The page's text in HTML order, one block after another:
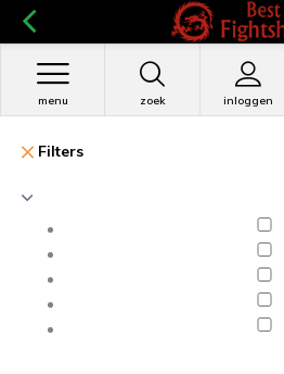
zoek inloggen
menu
Filters